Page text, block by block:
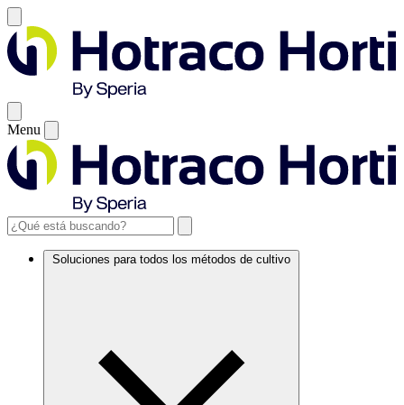
Menu
Soluciones para todos los métodos de cultivo